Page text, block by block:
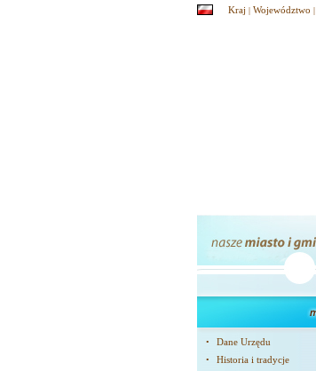
Kraj | Województwo |
• Dane Urzędu
• Historia i tradycje